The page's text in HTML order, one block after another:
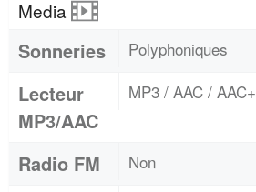
Media
Sonneries Polyphoniques
Lecteur
MP3/AAC
MP3 / AAC / AAC+
Radio FM Non